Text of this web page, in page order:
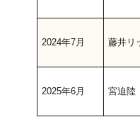
2024年7月 藤井リ
2025年6月 宮迫陸